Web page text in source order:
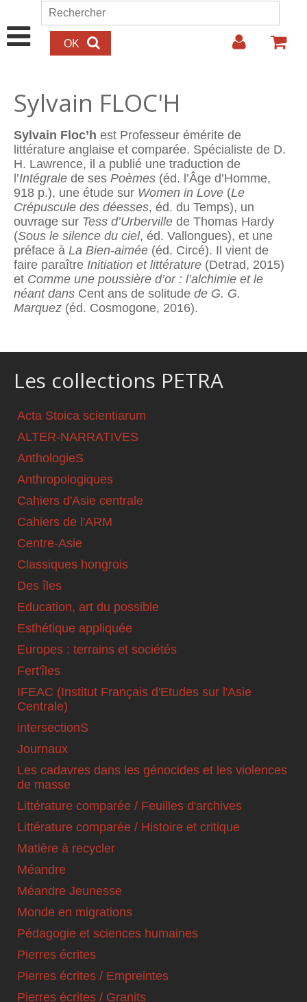
Aller au contenu principal
Formulaire de recherche
Rechercher
Sylvain FLOC'H
Sylvain Floc’h est Professeur émérite de
littérature anglaise et comparée. Spécialiste de D.
H. Lawrence, il a publié une traduction de
l’Intégrale de ses Poèmes (éd. l’Âge d’Homme,
918 p.), une étude sur Women in Love (Le
Crépuscule des déesses, éd. du Temps), un
ouvrage sur Tess d’Urberville de Thomas Hardy
(Sous le silence du ciel, éd. Vallongues), et une
préface à La Bien-aimée (éd. Circé). Il vient de
faire paraître Initiation et littérature (Detrad, 2015)
et Comme une poussière d’or : l’alchimie et le
néant dans Cent ans de solitude de G. G.
Marquez (éd. Cosmogone, 2016).
Les collections PETRA
Acta Stoica scientiarum
ALTER-NARRATIVES
AnthologieS
Anthropologiques
Cahiers d'Asie centrale
Cahiers de l'ARM
Centre-Asie
Classiques hongrois
Des îles
Education, art du possible
Esthétique appliquée
Europes : terrains et sociétés
Fert'îles
IFEAC (Institut Français d'Etudes sur l'Asie
Centrale)
intersectionS
Journaux
Les cadavres dans les génocides et les violences
de masse
Littérature comparée / Feuilles d'archives
Littérature comparée / Histoire et critique
Matière à recycler
Méandre
Méandre Jeunesse
Monde en migrations
Pédagogie et sciences humaines
Pierres écrites
Pierres écrites / Empreintes
Pierres écrites / Granits